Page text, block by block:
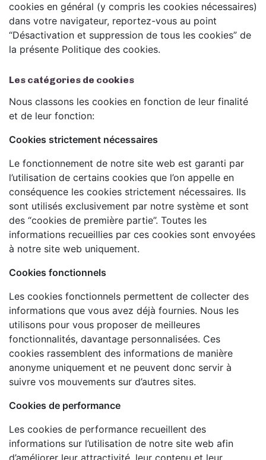
cookies en général (y compris les cookies nécessaires)
dans votre navigateur, reportez-vous au point
“Désactivation et suppression de tous les cookies” de
la présente Politique des cookies.
Les catégories de cookies
Nous classons les cookies en fonction de leur finalité
et de leur fonction:
Cookies strictement nécessaires
Le fonctionnement de notre site web est garanti par
l’utilisation de certains cookies que l’on appelle en
conséquence les cookies strictement nécessaires. Ils
sont utilisés exclusivement par notre système et sont
des “cookies de première partie”. Toutes les
informations recueillies par ces cookies sont envoyées
à notre site web uniquement.
Cookies fonctionnels
Les cookies fonctionnels permettent de collecter des
informations que vous avez déjà fournies. Nous les
utilisons pour vous proposer de meilleures
fonctionnalités, davantage personnalisées. Ces
cookies rassemblent des informations de manière
anonyme uniquement et ne peuvent donc servir à
suivre vos mouvements sur d’autres sites.
Cookies de performance
Les cookies de performance recueillent des
informations sur l’utilisation de notre site web afin
d’améliorer leur attractivité, leur contenu et leur